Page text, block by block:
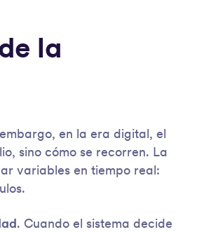
la
en la era digital, el
sino cómo se recorren. La
variables en tiempo real:
. Cuando el sistema decide